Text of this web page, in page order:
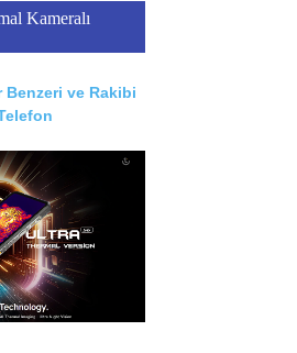
Kameralı
Benzeri ve Rakibi